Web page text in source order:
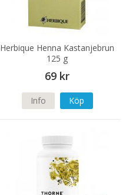
Herbique Henna Kastanjebrun
125 g
69 kr
Info Köp